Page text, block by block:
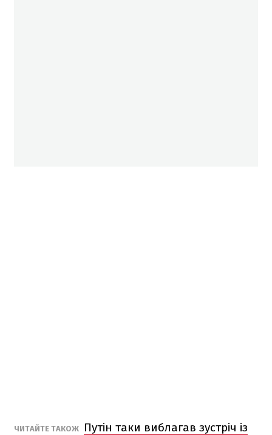
ЧИТАЙТЕ ТАКОЖ
Путін таки виблагав зустріч із